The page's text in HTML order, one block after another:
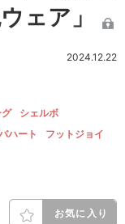
ェア」
2024.12.22
シェルボ
ハート
フットジョイ
お気に入り